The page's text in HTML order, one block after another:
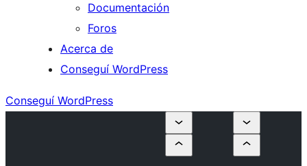
Documentación
Foros
Acerca de
Conseguí WordPress
Conseguí WordPress